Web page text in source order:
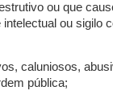
ou que
ou
caluniosos,
pública;